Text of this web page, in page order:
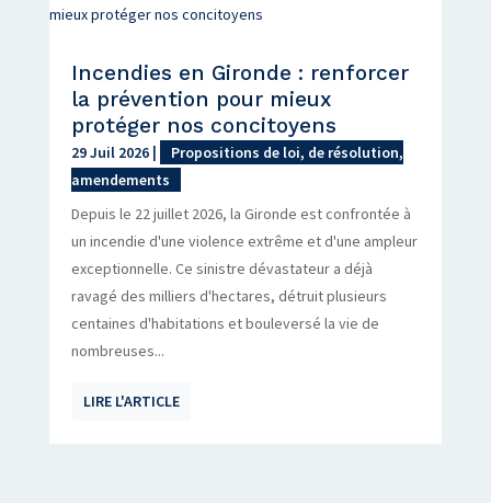
Incendies en Gironde : renforcer
la prévention pour mieux
protéger nos concitoyens
29 Juil 2026|
Propositions de loi, de résolution,
amendements
Depuis le 22 juillet 2026, la Gironde est confrontée à
un incendie d'une violence extrême et d'une ampleur
exceptionnelle. Ce sinistre dévastateur a déjà
ravagé des milliers d'hectares, détruit plusieurs
centaines d'habitations et bouleversé la vie de
nombreuses...
LIRE L'ARTICLE